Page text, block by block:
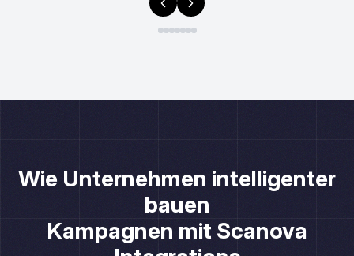
bauen
Kampagnen mit Scanova
Integrations